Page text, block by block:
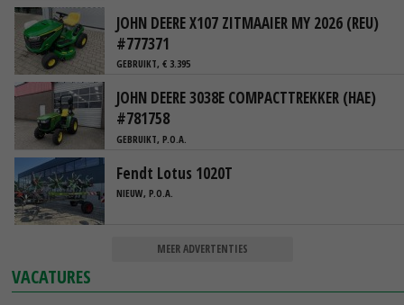
JOHN DEERE X107 ZITMAAIER MY 2026 (REU)
#777371
GEBRUIKT, € 3.395
JOHN DEERE 3038E COMPACTTREKKER (HAE)
#781758
GEBRUIKT, P.O.A.
Fendt Lotus 1020T
NIEUW, P.O.A.
MEER ADVERTENTIES
VACATURES